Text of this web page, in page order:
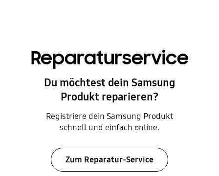
Reparaturservice
Du möchtest dein Samsung
Produkt reparieren?
Registriere dein Samsung Produkt
schnell und einfach online.
Zum Reparatur-Service